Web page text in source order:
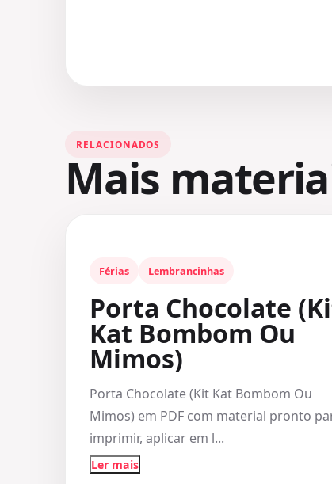
RELACIONADOS
Mais
Férias Lembrancinhas
Porta Chocolate
Kat Bombom Ou
Mimos)
Porta Chocolate (Kit Kat Bombom Ou
Mimos) em PDF com material pronto
imprimir, aplicar em l...
Ler mais